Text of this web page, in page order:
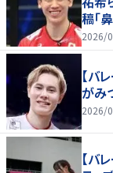
稿「
好い
2026/
【バ
がみ
2026/
【バ